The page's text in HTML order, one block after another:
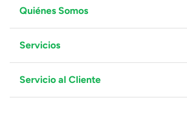
Quiénes Somos
Grupo Juguetron
Localiza tu tienda
Blog
Servicios
Facturación
Proveedores
Servicio al Cliente